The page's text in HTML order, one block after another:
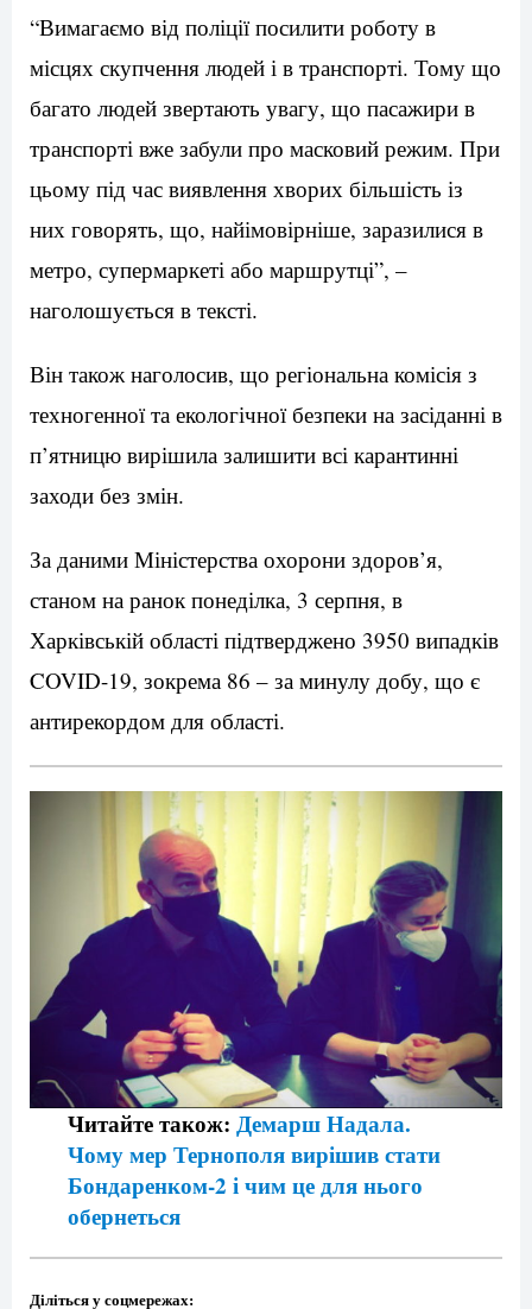
“Вимагаємо від поліції посилити роботу в
місцях скупчення людей і в транспорті. Тому що
багато людей звертають увагу, що пасажири в
транспорті вже забули про масковий режим. При
цьому під час виявлення хворих більшість із
них говорять, що, найімовірніше, заразилися в
метро, супермаркеті або маршрутці”, –
наголошується в тексті.
Він також наголосив, що регіональна комісія з
техногенної та екологічної безпеки на засіданні в
п’ятницю вирішила залишити всі карантинні
заходи без змін.
За даними Міністерства охорони здоров’я,
станом на ранок понеділка, 3 серпня, в
Харківській області підтверджено 3950 випадків
COVID-19, зокрема 86 – за минулу добу, що є
антирекордом для області.
Читайте також: Демарш Надала.
Чому мер Тернополя вирішив стати
Бондаренком-2 і чим це для нього
обернеться
Діліться у соцмережах: